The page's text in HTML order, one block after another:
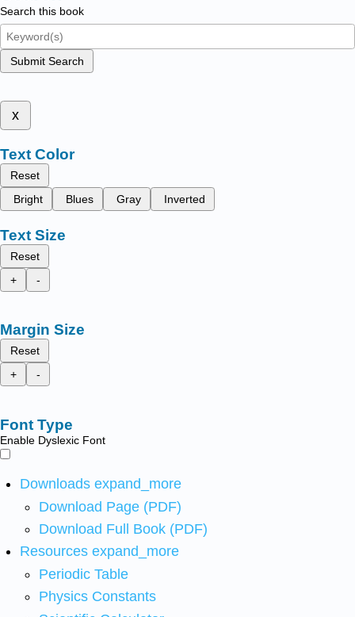
Search this book
Submit Search
x
Text Color
Reset
Bright
Blues Gray Inverted
Text Size
Reset
+
-
Margin Size
Reset
+
-
Font Type
Enable Dyslexic Font
Downloads expand_more
Download Page (PDF)
Download Full Book (PDF)
Resources expand_more
Periodic Table
Physics Constants